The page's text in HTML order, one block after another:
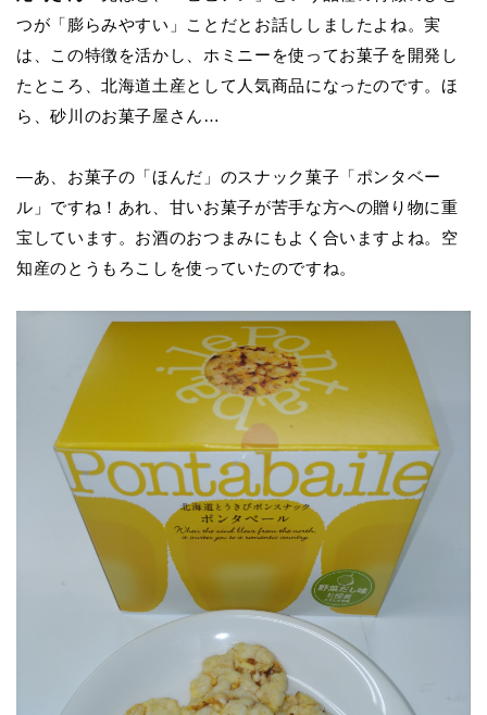
つが「膨らみやすい」ことだとお話ししましたよね。実
は、この特徴を活かし、ホミニーを使ってお菓子を開発し
たところ、北海道土産として人気商品になったのです。ほ
ら、砂川のお菓子屋さん…
―あ、お菓子の「ほんだ」のスナック菓子「ポンタベー
ル」ですね！あれ、甘いお菓子が苦手な方への贈り物に重
宝しています。お酒のおつまみにもよく合いますよね。空
知産のとうもろこしを使っていたのですね。